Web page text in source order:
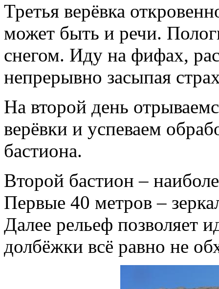
Третья верёвка
может быть и речи.
снегом. Иду на фифах,
непрерывно засыпая
На второй день
верёвки и успеваем
бастиона.
Второй бастион –
Первые 40 метров –
Далее рельеф позволяет
долбёжки всё равно не